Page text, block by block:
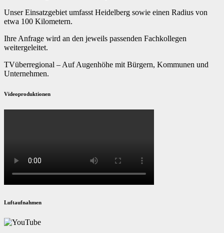
Unser Einsatzgebiet umfasst Heidelberg sowie einen Radius von
etwa 100 Kilometern.
Ihre Anfrage wird an den jeweils passenden Fachkollegen
weitergeleitet.
TVüberregional – Auf Augenhöhe mit Bürgern, Kommunen und
Unternehmen.
Videoproduktionen
Luftaufnahmen